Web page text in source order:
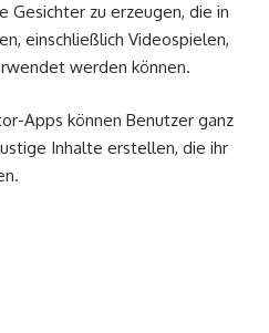
Gesichter zu erzeugen, die in
einschließlich Videospielen,
werden können.
Apps können Benutzer ganz
Inhalte erstellen, die ihr